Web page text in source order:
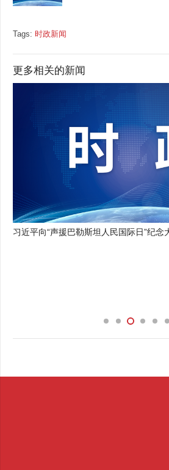
Tags: 时政新闻
更多相关的新闻
习近平向“声援巴勒斯坦人民国际日”纪念